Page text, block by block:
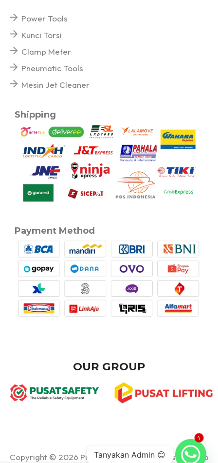
Power Tools
Kunci Torsi
Clamp Meter
Pneumatic Tools
Mesin Jet Cleaner
Shipping
Payment Method
OUR GROUP
Copyright © 2026 Pusat Teknik - Part of Pusat Group
Tanyakan Admin 😊